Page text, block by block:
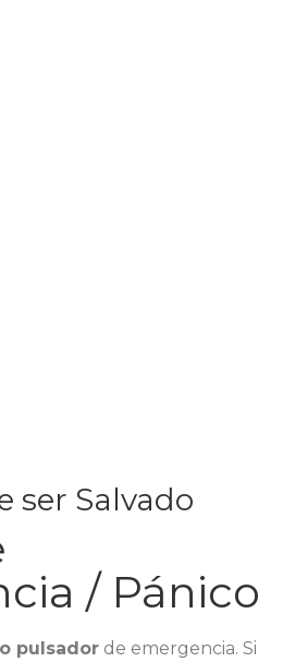
ser Salvado
/ Pánico
pulsador de emergencia. Si